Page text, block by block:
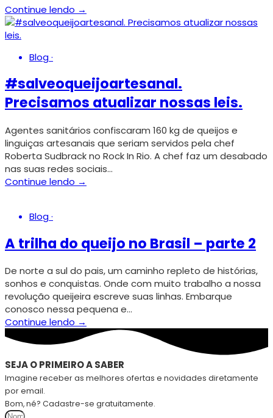
Continue lendo →
Blog·
#salveoqueijoartesanal.
Precisamos atualizar nossas leis.
Agentes sanitários confiscaram 160 kg de queijos e
linguiças artesanais que seriam servidos pela chef
Roberta Sudbrack no Rock In Rio. A chef faz um desabado
nas suas redes sociais…
Continue lendo →
Blog·
A trilha do queijo no Brasil – parte 2
De norte a sul do pais, um caminho repleto de histórias,
sonhos e conquistas. Onde com muito trabalho a nossa
revolução queijeira escreve suas linhas. Embarque
conosco nessa pequena e…
Continue lendo →
SEJA O PRIMEIRO A SABER
Imagine receber as melhores ofertas e novidades diretamente
por email.
Bom, né? Cadastre-se gratuitamente.